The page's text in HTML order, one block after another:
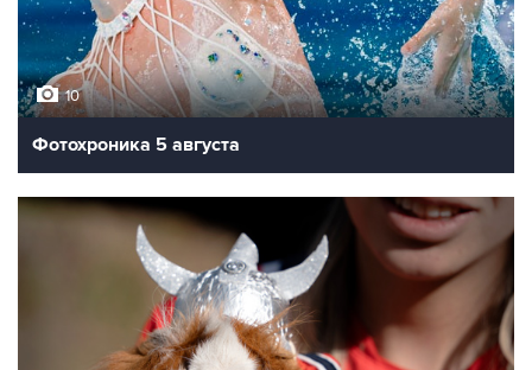
10
Фотохроника 5 августа